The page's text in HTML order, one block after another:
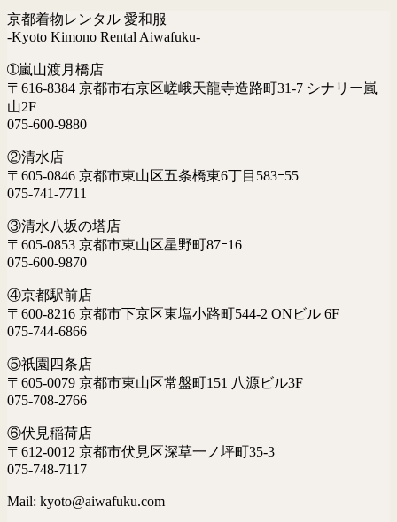
京都着物レンタル 愛和服
-Kyoto Kimono Rental Aiwafuku-
➀嵐山渡月橋店
〒616-8384 京都市右京区嵯峨天龍寺造路町31-7 シナリー嵐
山2F
075-600-9880
②清水店
〒605-0846 京都市東山区五条橋東6丁目583ｰ55
075-741-7711
③清水八坂の塔店
〒605-0853 京都市東山区星野町87ｰ16
075-600-9870
④京都駅前店
〒600-8216 京都市下京区東塩小路町544-2 ONビル 6F
075-744-6866
⑤祇園四条店
〒605-0079 京都市東山区常盤町151 八源ビル3F
075-708-2766
⑥伏見稲荷店
〒612-0012 京都市伏見区深草一ノ坪町35-3
075-748-7117
Mail: kyoto@aiwafuku.com